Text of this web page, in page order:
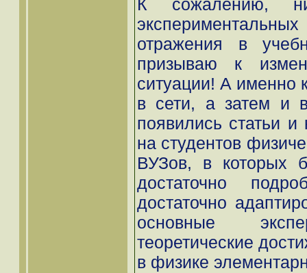
К сожалению,
отражения в
призываю к
ситуации! А именно
в сети, а затем и
появились статьи
на студентов
ВУЗов, в которых
достаточно
достаточно
основные
теоретические
в физике